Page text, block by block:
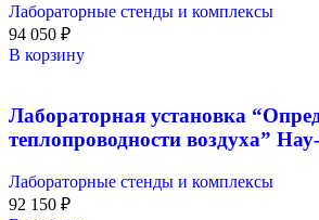
Лабораторные стенды и комплексы
94 050 ₽
В корзину
Лабораторная установка
теплопроводности воздуха”
Лабораторные стенды и комплексы
92 150 ₽